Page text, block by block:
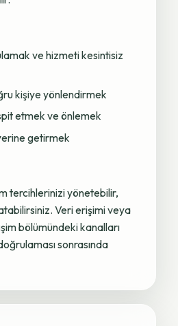
ve hizmeti kesintisiz
kişiye yönlendirmek
etmek ve önlemek
getirmek
tercihlerinizi yönetebilir,
Veri erişimi veya
bölümündeki kanalları
sonrasında